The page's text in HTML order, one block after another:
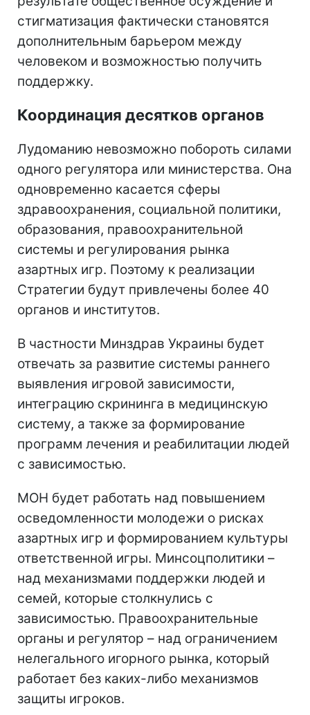
стигматизация фактически становятся
дополнительным барьером между
человеком и возможностью получить
поддержку.
Координация десятков органов
Лудоманию невозможно побороть силами
одного регулятора или министерства. Она
одновременно касается сферы
здравоохранения, социальной политики,
образования, правоохранительной
системы и регулирования рынка
азартных игр. Поэтому к реализации
Стратегии будут привлечены более 40
органов и институтов.
В частности Минздрав Украины будет
отвечать за развитие системы раннего
выявления игровой зависимости,
интеграцию скрининга в медицинскую
систему, а также за формирование
программ лечения и реабилитации людей
с зависимостью.
МОН будет работать над повышением
осведомленности молодежи о рисках
азартных игр и формированием культуры
ответственной игры. Минсоцполитики –
над механизмами поддержки людей и
семей, которые столкнулись с
зависимостью. Правоохранительные
органы и регулятор – над ограничением
нелегального игорного рынка, который
работает без каких-либо механизмов
защиты игроков.